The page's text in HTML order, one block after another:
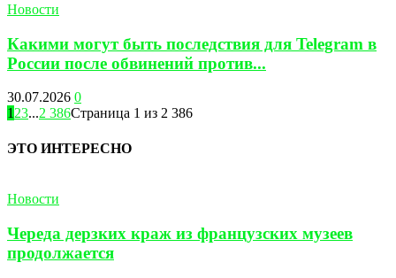
Новости
Какими могут быть последствия для Telegram в
России после обвинений против...
30.07.2026 0
1 23...2 386Страница 1 из 2 386
ЭТО ИНТЕРЕСНО
Новости
Череда дерзких краж из французских музеев
продолжается